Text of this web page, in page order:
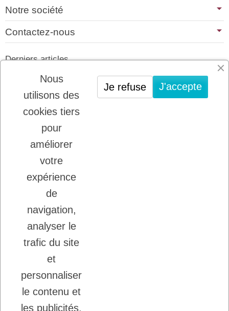
Notre société
Contactez-nous
Derniers articles
01/07/2026
PLATINUM : LE MEILLEUR DE LA
VIANDE POUR CHIENS ET CHATS
22/08/2025
LADYBEL : DES SOINS FRANCAIS DE
GRANDE QUALITE
Inscription à la newsletter
Vous pouvez vous désinscrire à tout moment.
J'accepte les conditions générales et la
politique de confidentialité.
Nous
utilisons des
cookies tiers
pour
améliorer
votre
expérience
de
navigation,
analyser le
trafic du site
et
personnaliser
le contenu et
les publicités.
J'accepte
Je refuse